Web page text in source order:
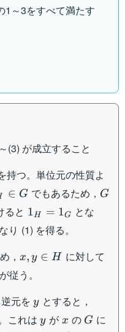
1～3をすべて満たす
(3) が成立すること
持つ。単位元の性質よ
∈ Gでもあるため， G
G
ると 1_H
=
1_G
1H = 1G
とな
り (1) を得る。
， x,y
\in
H
x, y ∈ H に対して
従う。
逆元をy
y とすると，
=
yx
これはy
y が x
x の G
G に